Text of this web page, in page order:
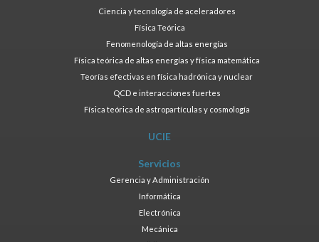
Ciencia y tecnología de aceleradores
Física Teórica
Fenomenología de altas energías
Física teórica de altas energías y física matemática
Teorías efectivas en física hadrónica y nuclear
QCD e interacciones fuertes
Física teórica de astropartículas y cosmología
UCIE
Servicios
Gerencia y Administración
Informática
Electrónica
Mecánica